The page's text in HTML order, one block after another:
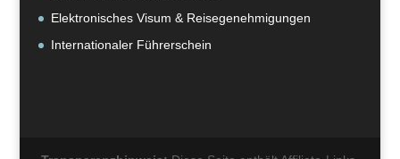
Elektronisches Visum & Reisegenehmigungen
Internationaler Führerschein